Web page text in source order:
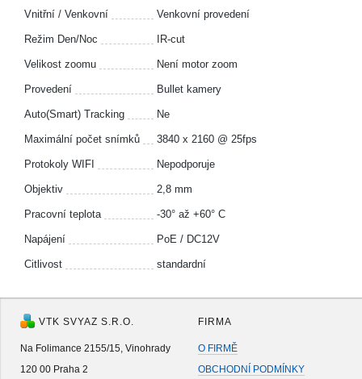
Vnitřní / Venkovní Venkovní provedení
Režim Den/Noc IR-cut
Velikost zoomu Není motor zoom
Provedení Bullet kamery
Auto(Smart) Tracking Ne
Maximální počet snímků 3840 x 2160 @ 25fps
Protokoly WIFI Nepodporuje
Objektiv 2,8 mm
Pracovní teplota -30° až +60° C
Napájení PoE / DC12V
Citlivost standardní
VTK SVYAZ S.R.O.
Na Folimance 2155/15, Vinohrady
120 00 Praha 2
FIRMA
O FIRMĚ
OBCHODNÍ PODMÍNKY